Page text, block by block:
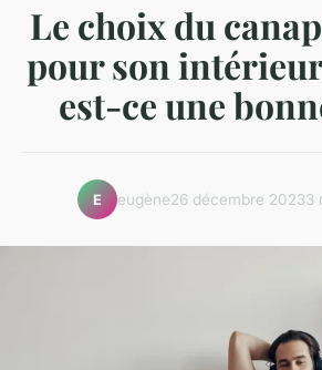
Le choix du
pour son
est-ce une
E eugène26 décembre 20233